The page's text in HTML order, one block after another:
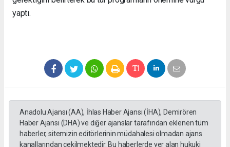
yaptı.
Anadolu Ajansı (AA), İhlas Haber Ajansı (İHA), Demirören
Haber Ajansı (DHA) ve diğer ajanslar tarafından eklenen tüm
haberler, sitemizin editörlerinin müdahalesi olmadan ajans
kanallarından çekilmektedir. Bu haberlerde yer alan hukuki